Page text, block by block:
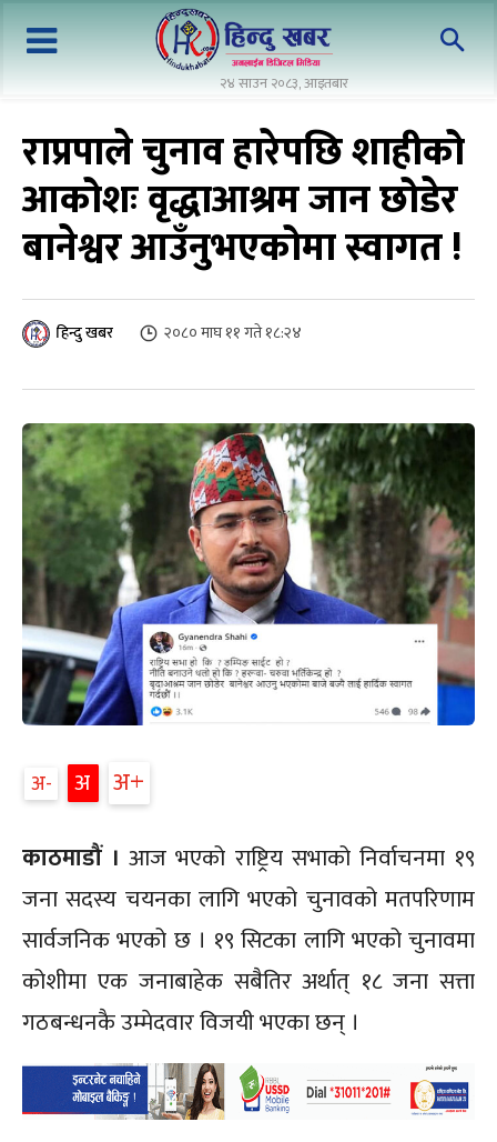
२४ साउन २०८३, आइतबार
राप्रपाले चुनाव हारेपछि शाहीको
आकोशः वृद्धाआश्रम जान छोडेर
बानेश्वर आउँनुभएकोमा स्वागत !
हिन्दु खबर २०८० माघ ११ गते १८:२४
अ- अ अ+
काठमाडौं । आज भएको राष्ट्रिय सभाको निर्वाचनमा १९
जना सदस्य चयनका लागि भएको चुनावको मतपरिणाम
सार्वजनिक भएको छ । १९ सिटका लागि भएको चुनावमा
कोशीमा एक जनाबाहेक सबैतिर अर्थात् १८ जना सत्ता
गठबन्धनकै उम्मेदवार विजयी भएका छन् ।